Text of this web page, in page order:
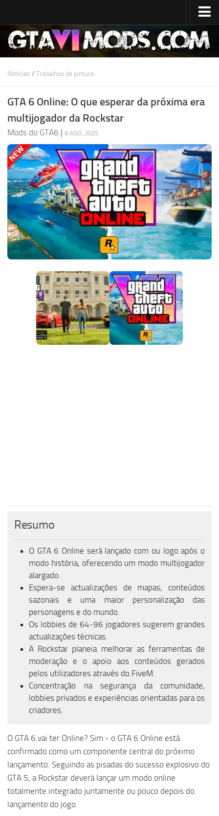
Início
Data de lançamento
Especificações do sistema
Mapa do GTA 6
Localizações
Personagens
Lúcia
Jason
Notícias
GTA 6 Wiki
PT
EN
FR
IT
PL
TR
Notícias / Trabalhos de pintura
GTA 6 Online: O que esperar da próxima era
multijogador da Rockstar
Mods do GTA6 | 8 AGO, 2025
Resumo
O GTA 6 Online será lançado com ou logo após o
modo história, oferecendo um modo multijogador
alargado.
Espera-se actualizações de mapas, conteúdos
sazonais e uma maior personalização das
personagens e do mundo.
Os lobbies de 64-96 jogadores sugerem grandes
actualizações técnicas.
A Rockstar planeia melhorar as ferramentas de
moderação e o apoio aos conteúdos gerados
pelos utilizadores através do FiveM.
Concentração na segurança da comunidade,
lobbies privados e experiências orientadas para os
criadores.
O GTA 6 vai ter Online? Sim - o GTA 6 Online está
confirmado como um componente central do próximo
lançamento. Seguindo as pisadas do sucesso explosivo do
GTA 5, a Rockstar deverá lançar um modo online
totalmente integrado juntamente ou pouco depois do
lançamento do jogo.